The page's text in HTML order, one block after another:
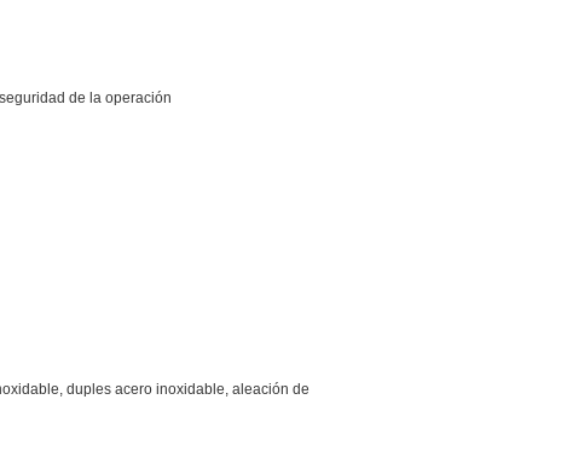
de la operación
duples acero inoxidable, aleación de